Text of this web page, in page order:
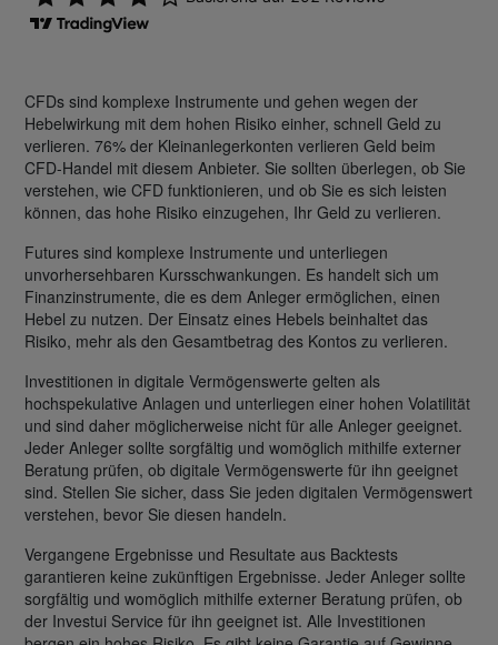
CFDs sind komplexe Instrumente und gehen wegen der
Hebelwirkung mit dem hohen Risiko einher, schnell Geld zu
verlieren. 76% der Kleinanlegerkonten verlieren Geld beim
CFD-Handel mit diesem Anbieter. Sie sollten überlegen, ob Sie
verstehen, wie CFD funktionieren, und ob Sie es sich leisten
können, das hohe Risiko einzugehen, Ihr Geld zu verlieren.
Futures sind komplexe Instrumente und unterliegen
unvorhersehbaren Kursschwankungen. Es handelt sich um
Finanzinstrumente, die es dem Anleger ermöglichen, einen
Hebel zu nutzen. Der Einsatz eines Hebels beinhaltet das
Risiko, mehr als den Gesamtbetrag des Kontos zu verlieren.
Investitionen in digitale Vermögenswerte gelten als
hochspekulative Anlagen und unterliegen einer hohen Volatilität
und sind daher möglicherweise nicht für alle Anleger geeignet.
Jeder Anleger sollte sorgfältig und womöglich mithilfe externer
Beratung prüfen, ob digitale Vermögenswerte für ihn geeignet
sind. Stellen Sie sicher, dass Sie jeden digitalen Vermögenswert
verstehen, bevor Sie diesen handeln.
Vergangene Ergebnisse und Resultate aus Backtests
garantieren keine zukünftigen Ergebnisse. Jeder Anleger sollte
sorgfältig und womöglich mithilfe externer Beratung prüfen, ob
der Investui Service für ihn geeignet ist. Alle Investitionen